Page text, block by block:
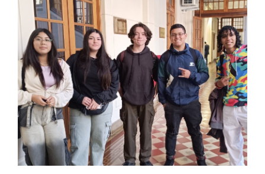
Estudiantes
Académicos
Funcionarios
Alumni
English